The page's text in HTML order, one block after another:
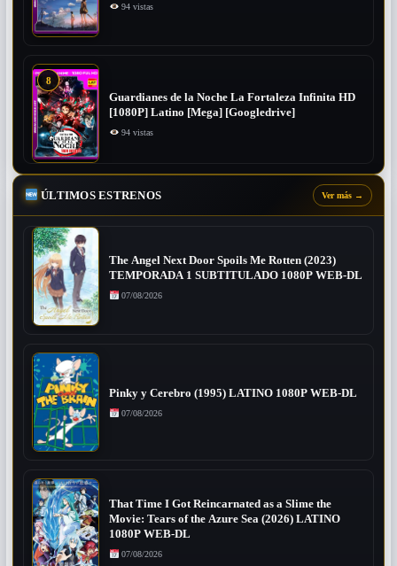
94 vistas
8
Guardianes de la Noche La Fortaleza Infinita HD
[1080P] Latino [Mega] [Googledrive]
94 vistas
ÚLTIMOS ESTRENOS Ver más →
The Angel Next Door Spoils Me Rotten (2023)
TEMPORADA 1 SUBTITULADO 1080P WEB-DL
07/08/2026
Pinky y Cerebro (1995) LATINO 1080P WEB-DL
07/08/2026
That Time I Got Reincarnated as a Slime the
Movie: Tears of the Azure Sea (2026) LATINO
1080P WEB-DL
07/08/2026